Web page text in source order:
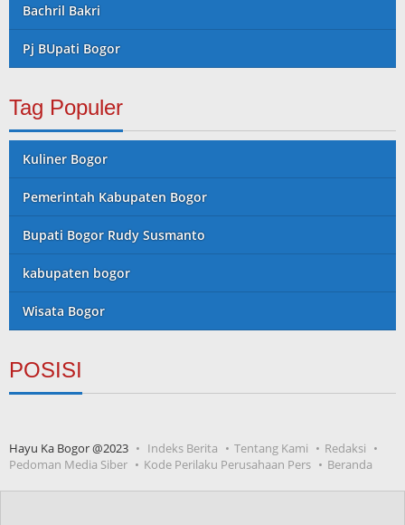
Bachril Bakri
Pj BUpati Bogor
Tag Populer
Kuliner Bogor
Pemerintah Kabupaten Bogor
Bupati Bogor Rudy Susmanto
kabupaten bogor
Wisata Bogor
POSISI
Hayu Ka Bogor @2023 Indeks Berita Tentang Kami
Redaksi
Pedoman Media Siber
Kode Perilaku Perusahaan Pers Beranda